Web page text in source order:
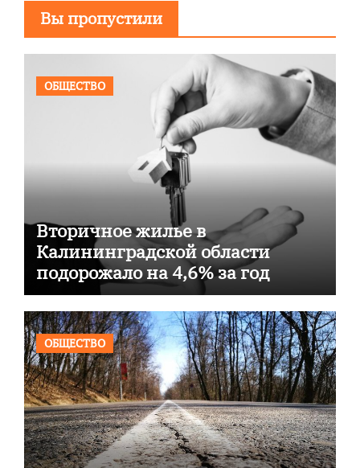
Вы пропустили
ОБЩЕСТВО
Вторичное жилье в
Калининградской области
подорожало на 4,6% за год
ОБЩЕСТВО